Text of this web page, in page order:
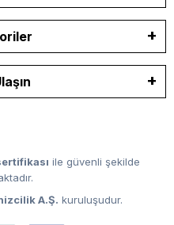
ile güvenli şekilde
A.Ş. kuruluşudur.